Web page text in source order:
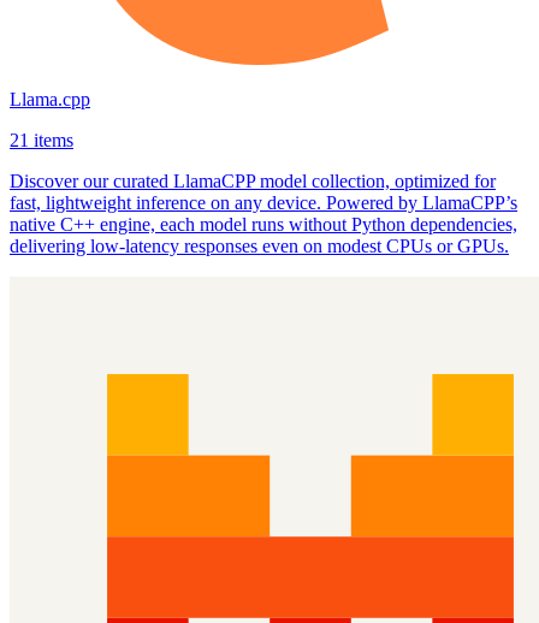
Llama.cpp
21 items
Discover our curated LlamaCPP model collection, optimized for
fast, lightweight inference on any device. Powered by LlamaCPP’s
native C++ engine, each model runs without Python dependencies,
delivering low‑latency responses even on modest CPUs or GPUs.